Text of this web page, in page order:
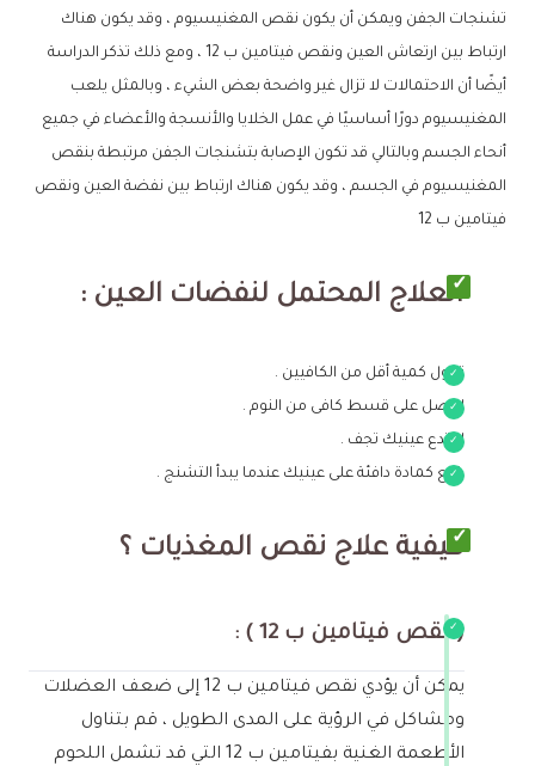
تشنجات الجفن ويمكن أن يكون نقص المغنيسيوم ، وقد يكون هناك
ارتباط بين ارتعاش العين ونقص فيتامين ب 12 ، ومع ذلك تذكر الدراسة
أيضًا أن الاحتمالات لا تزال غير واضحة بعض الشيء ، وبالمثل يلعب
المغنيسيوم دورًا أساسيًا في عمل الخلايا والأنسجة والأعضاء في جميع
أنحاء الجسم وبالتالي قد تكون الإصابة بتشنجات الجفن مرتبطة بنقص
المغنيسيوم في الجسم ، وقد يكون هناك ارتباط بين نفضة العين ونقص
فيتامين ب 12
العلاج المحتمل لنفضات العين :
تناول كمية أقل من الكافيين .
احصل على قسط كافى من النوم .
لا تدع عينيك تجف .
ضع كمادة دافئة على عينيك عندما يبدأ التشنج .
كيفية علاج نقص المغذيات ؟
( نقص فيتامين ب 12 ) :
يمكن أن يؤدي نقص فيتامين ب 12 إلى ضعف العضلات
ومشاكل في الرؤية على المدى الطويل ، قم بتناول
الأطعمة الغنية بفيتامين ب 12 التي قد تشمل اللحوم